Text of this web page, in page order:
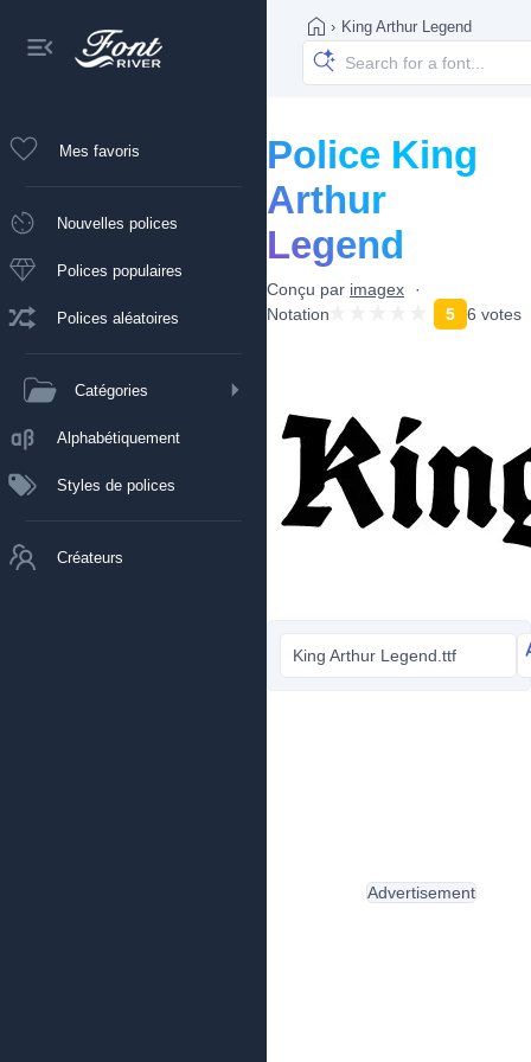
Mes favoris
Nouvelles polices
Polices populaires
Polices aléatoires
Catégories
Alphabétiquement
Styles de polices
Créateurs
› King Arthur Legend
Police King
Arthur
Legend
Conçu par imagex
Notation
5 6 votes
King Arthur Legend.ttf
Advertisement